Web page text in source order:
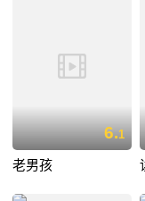
6.1
老男孩